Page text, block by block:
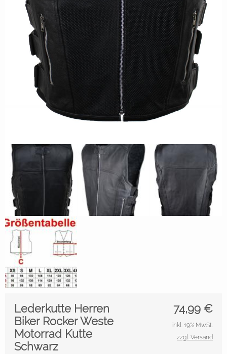
74,99 €
Lederkutte Herren
Biker Rocker Weste
Motorrad Kutte
Schwarz
inkl. 19% MwSt.
zzgl. Versand